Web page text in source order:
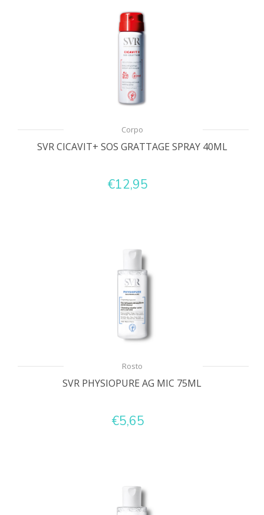
Corpo
SVR CICAVIT+ SOS GRATTAGE SPRAY 40ML
€12,95
Rosto
SVR PHYSIOPURE AG MIC 75ML
€5,65